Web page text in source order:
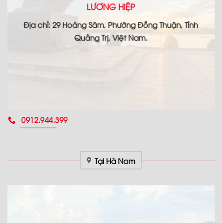
LƯƠNG HIỆP
Địa chỉ: 29 Hoàng Sâm, Phường Đồng Thuận, Tỉnh
Quảng Trị, Việt Nam.
0912.944.399
Tại Hà Nam